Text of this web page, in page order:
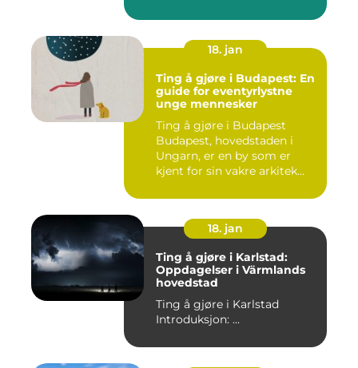
18. jan
Ting å gjøre i Budapest: En
guide for eventyrlystne
unge mennesker
Ting å gjøre i Budapest
Budapest, hovedstaden i
Ungarn, er en by som er
kjent for sin vakre arkitek...
18. jan
Ting å gjøre i Karlstad:
Oppdagelser i Värmlands
hovedstad
Ting å gjøre i Karlstad
Introduksjon: ...